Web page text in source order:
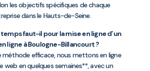
les objectifs spécifiques de chaque
dans le Hauts-de-Seine.
faut-il pour la mise en ligne d’un
ligne à Boulogne-Billancourt ?
méthode efficace, nous mettons en ligne
web en quelques semaines**, avec un